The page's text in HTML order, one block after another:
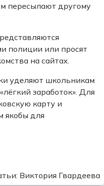
пересылают другому
полиции или просят
на сайтах.
уделяют школьникам
заработок». Для
карту и
якобы для
Виктория Гвардеева